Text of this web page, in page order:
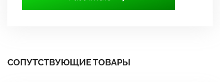
СОПУТСТВУЮЩИЕ ТОВАРЫ